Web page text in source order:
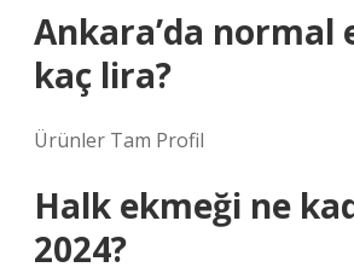
Ankara’da normal
kaç lira?
Ürünler Tam Profil
Halk ekmeği ne
2024?